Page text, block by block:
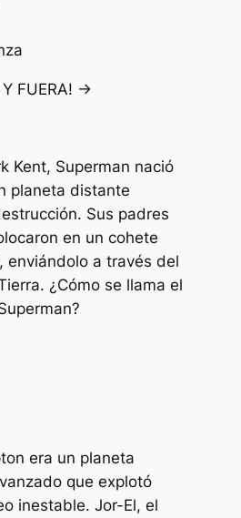
Y FUERA! →
Kent, Superman nació
planeta distante
Sus padres
en un cohete
enviándolo a través del
¿Cómo se llama el
era un planeta
que explotó
inestable. Jor-El, el